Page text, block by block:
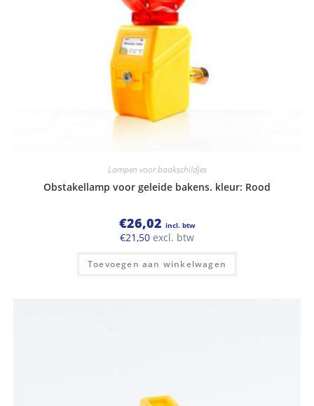
Lampen voor baakschildjes
Obstakellamp voor geleide bakens. kleur: Rood
€26,02 incl. btw
€21,50 excl. btw
Toevoegen aan winkelwagen